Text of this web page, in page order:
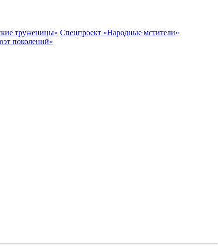
труженицы» Спецпроект «Народные мстители»
поколений»